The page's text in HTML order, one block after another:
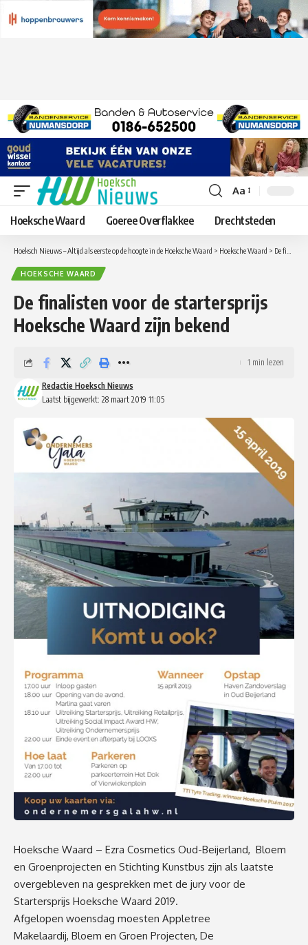
Lettergrootte
aanpassen
Aa
Hoeksche Waard Goeree Overflakkee Drechtsteden
Hoeksch Nieuws – Altijd als eerste op de hoogte in de Hoeksche Waard > Hoeksche Waard > De finalisten voor de startersprijs Hoeksche Waard zijn bekend
HOEKSCHE WAARD
De finalisten voor de startersprijs
Hoeksche Waard zijn bekend
Laatst bijgewerkt: 28 maart 2019 11:05
Redactie Hoeksch Nieuws
1 min lezen
Hoeksche Waard – Ezra Cosmetics Oud-Beijerland, Bloem
en Groenprojecten en Stichting Kunstbus zijn als laatste
overgebleven na gesprekken met de jury voor de
Startersprijs Hoeksche Waard 2019.
Afgelopen woensdag moesten Appletree
Makelaardij, Bloem en Groen Projecten, De